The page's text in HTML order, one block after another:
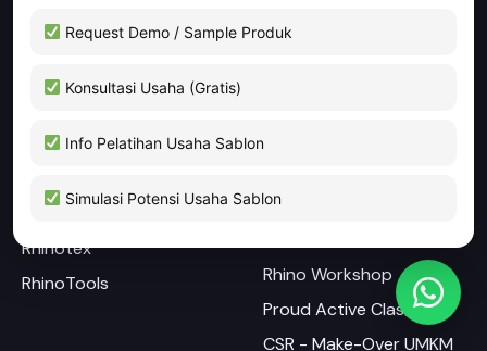
Product
Rhinoflex
Rhinotex
RhinoTools
Rhino Explore
Rhino Workshop
Proud Active Class
CSR - Make-Over UMKM
Request Demo / Sample Produk
Konsultasi Usaha (Gratis)
Info Pelatihan Usaha Sablon
Simulasi Potensi Usaha Sablon